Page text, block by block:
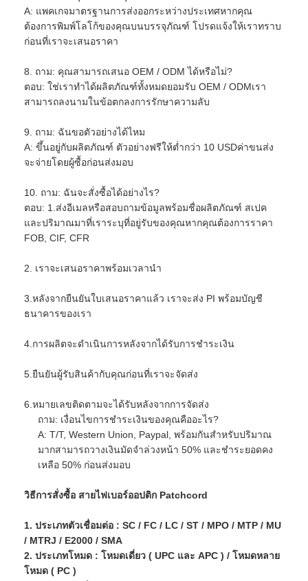
A: แพคเกจมาตรฐานการส่งออกระหว่างประเทศหากคุณ
ต้องการพิมพ์โลโก้ของคุณบนบรรจุภัณฑ์ โปรดแจ้งให้เราทราบ
ก่อนที่เราจะเสนอราคา
8. ถาม: คุณสามารถเสนอ OEM / ODM ได้หรือไม่?
ตอบ: ใช่เราทำได้ผลิตภัณฑ์ทั้งหมดยอมรับ OEM / ODMเรา
สามารถลงนามในข้อตกลงการรักษาความลับ
9. ถาม: ฉันขอตัวอย่างได้ไหม
A: ขึ้นอยู่กับผลิตภัณฑ์ ตัวอย่างฟรีให้ต่ำกว่า 10 USDค่าขนส่ง
จะจ่ายโดยผู้ซื้อก่อนส่งมอบ
10. ถาม: ฉันจะสั่งซื้อได้อย่างไร?
ตอบ: 1.ส่งอีเมลหรือสอบถามข้อมูลพร้อมชื่อผลิตภัณฑ์ สเปค
และปริมาณมาที่เราระบุที่อยู่รับของคุณหากคุณต้องการราคา
FOB, CIF, CFR
2. เราจะเสนอราคาพร้อมเวลานำ
3.หลังจากยืนยันใบเสนอราคาแล้ว เราจะส่ง PI พร้อมบัญชี
ธนาคารของเรา
4.การผลิตจะดำเนินการหลังจากได้รับการชำระเงิน
5.ยืนยันผู้รับสินค้ากับคุณก่อนที่เราจะจัดส่ง
6.หมายเลขติดตามจะได้รับหลังจากการจัดส่ง
ถาม: เงื่อนไขการชำระเงินของคุณคืออะไร?
A: T/T, Western Union, Paypal, พร้อมกันสำหรับปริมาณ
มากสามารถวางเงินมัดจำล่วงหน้า 50% และชำระยอดคง
เหลือ 50% ก่อนส่งมอบ
วิธีการสั่งซื้อ สายไฟเบอร์ออปติก Patchcord
1. ประเภทตัวเชื่อมต่อ : SC / FC / LC / ST / MPO / MTP / MU
/ MTRJ / E2000 / SMA
2. ประเภทโหมด : โหมดเดี่ยว ( UPC และ APC ) / โหมดหลาย
โหมด ( PC )